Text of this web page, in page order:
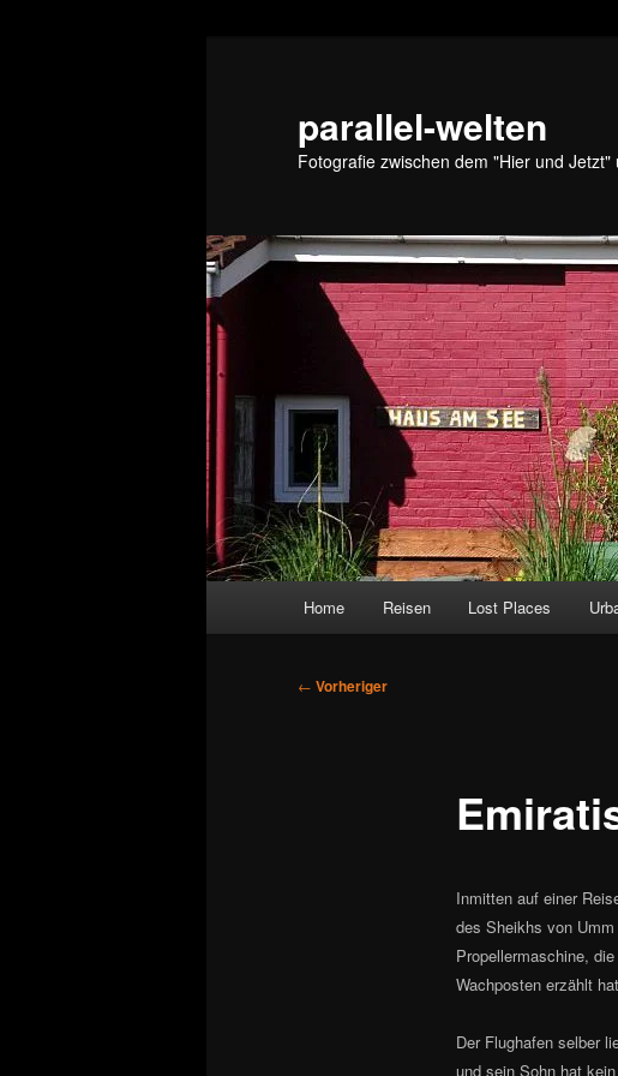
parallel-welten
Fotografie zwischen dem "Hier und
Home Reisen Lost Places
Beitragsnavigation
← Vorheriger
Inmitten auf einer
des Sheikhs von
Propellermaschine,
Wachposten erzählt
Der Flughafen selber
und sein Sohn hat